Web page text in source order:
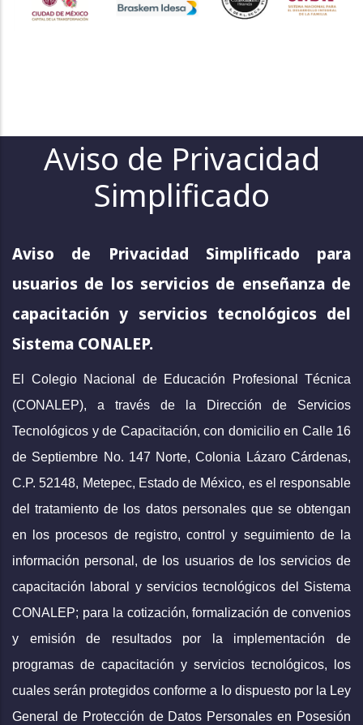
Aviso de Privacidad
Simplificado
Aviso de Privacidad Simplificado para
usuarios de los servicios de enseñanza de
capacitación y servicios tecnológicos del
Sistema CONALEP.
El Colegio Nacional de Educación Profesional Técnica
(CONALEP), a través de la Dirección de Servicios
Tecnológicos y de Capacitación, con domicilio en Calle 16
de Septiembre No. 147 Norte, Colonia Lázaro Cárdenas,
C.P. 52148, Metepec, Estado de México, es el responsable
del tratamiento de los datos personales que se obtengan
en los procesos de registro, control y seguimiento de la
información personal, de los usuarios de los servicios de
capacitación laboral y servicios tecnológicos del Sistema
CONALEP; para la cotización, formalización de convenios
y emisión de resultados por la implementación de
programas de capacitación y servicios tecnológicos, los
cuales serán protegidos conforme a lo dispuesto por la Ley
General de Protección de Datos Personales en Posesión